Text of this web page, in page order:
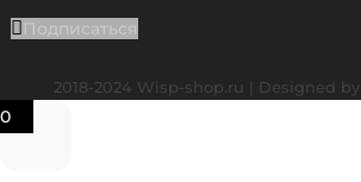
Подписаться
2018-2024 Wisp-shop.ru | Designed by
0